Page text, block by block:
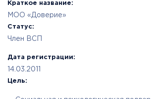
Краткое название:
МОО «Доверие»
Статус:
Член ВСП
Дата регистрации:
14.03.2011
Цель: